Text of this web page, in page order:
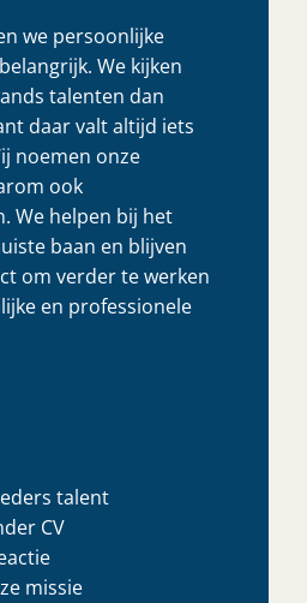
we persoonlijke
We kijken
talenten dan
daar valt altijd iets
noemen onze
ook
We helpen bij het
baan en blijven
om verder te werken
en professionele
talent
CV
missie